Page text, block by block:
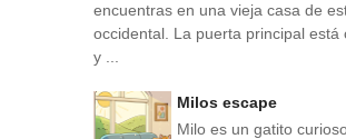
encuentras en una vieja casa de
occidental. La puerta principal está
y ...
Milos escape
Milo es un gatito